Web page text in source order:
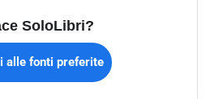
SoloLibri?
alle fonti preferite